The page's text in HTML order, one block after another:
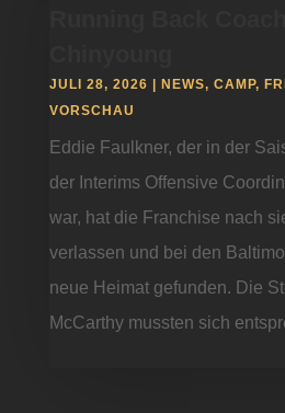
JULI 28, 2026 NEWS, CAMP,
VORSCHAU
Eddie Faulkner, der in der
der Interims Offensive
war, hat die Franchise nach
verlassen und bei den
neue Heimat gefunden. Die
McCarthy mussten sich